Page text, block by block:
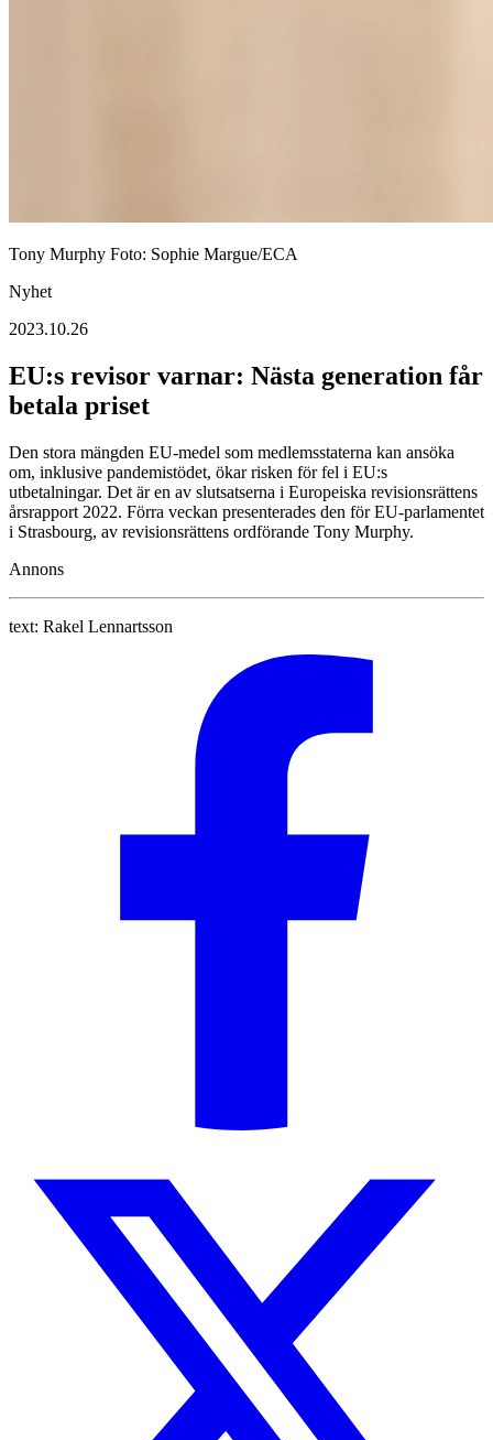
Tony Murphy Foto: Sophie Margue/ECA
Nyhet
2023.10.26
EU:s revisor varnar: Nästa generation får
betala priset
Den stora mängden EU-medel som medlemsstaterna kan ansöka
om, inklusive pandemistödet, ökar risken för fel i EU:s
utbetalningar. Det är en av slutsatserna i Europeiska revisionsrättens
årsrapport 2022. Förra veckan presenterades den för EU-parlamentet
i Strasbourg, av revisionsrättens ordförande Tony Murphy.
Annons
text: Rakel Lennartsson